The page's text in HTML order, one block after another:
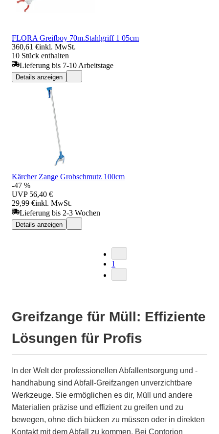
FLORA Greifboy 70m.Stahlgriff 1 05cm
360,61 €inkl. MwSt.
10 Stück enthalten
Lieferung bis 7-10 Arbeitstage
Details anzeigen
Kärcher Zange Grobschmutz 100cm
-47 %
UVP 56,40 €
29,99 €inkl. MwSt.
Lieferung bis 2-3 Wochen
Details anzeigen
1
Greifzange für Müll: Effiziente
Lösungen für Profis
In der Welt der professionellen Abfallentsorgung und -
handhabung sind Abfall-Greifzangen unverzichtbare
Werkzeuge. Sie ermöglichen es dir, Müll und andere
Materialien präzise und effizient zu greifen und zu
bewegen, ohne dich bücken zu müssen oder in direkten
Kontakt mit dem Abfall zu kommen. Bei Contorion